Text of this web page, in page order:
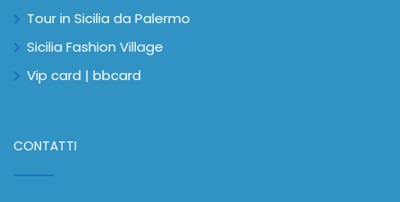
Tour in Sicilia da Palermo
Sicilia Fashion Village
Vip card | bbcard
CONTATTI